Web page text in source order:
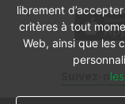
Suivez-
librement
critères à tout
Web, ainsi que les